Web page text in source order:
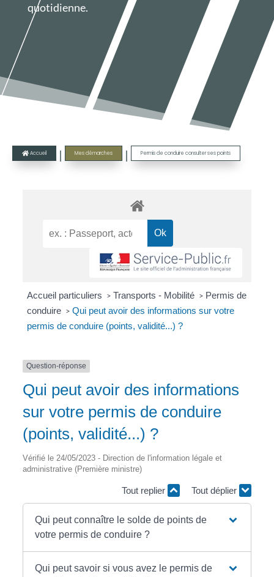
quotidienne.
 Accueil | Mes démarches | Permis de conduire consulter ses points
Accueil particuliers > Transports - Mobilité > Permis de
conduire > Qui peut avoir des informations sur votre
permis de conduire (points, validité...) ?
Question-réponse
Qui peut avoir des informations
sur votre permis de conduire
(points, validité...) ?
Vérifié le 24/05/2023 - Direction de l'information légale et
administrative (Première ministre)
Tout replier Tout déplier
Qui peut connaître le solde de points de
votre permis de conduire ?
Qui peut savoir si vous avez le permis de